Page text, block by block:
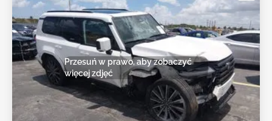
Przesuń w prawo, aby zobaczyć
więcej zdjęć